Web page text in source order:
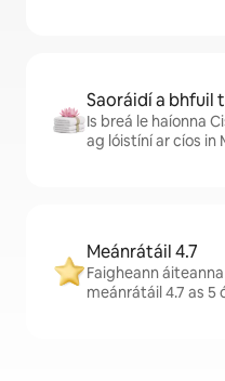
Saoráidí a bhfuil
Is breá le haíonna
ag lóistíní ar cíos in
Meánrátáil 4.7
Faigheann
meánrátáil 4.7 as 5